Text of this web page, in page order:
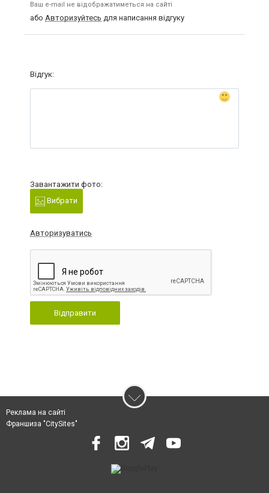
Ваш e-mail не відображатиметься на сайті
або Авторизуйтесь для написання відгуку
Відгук:
Завантажити фото:
Вибрати
Авторизуватись
Відправити
Реклама на сайті
Франшиза "CitySites"